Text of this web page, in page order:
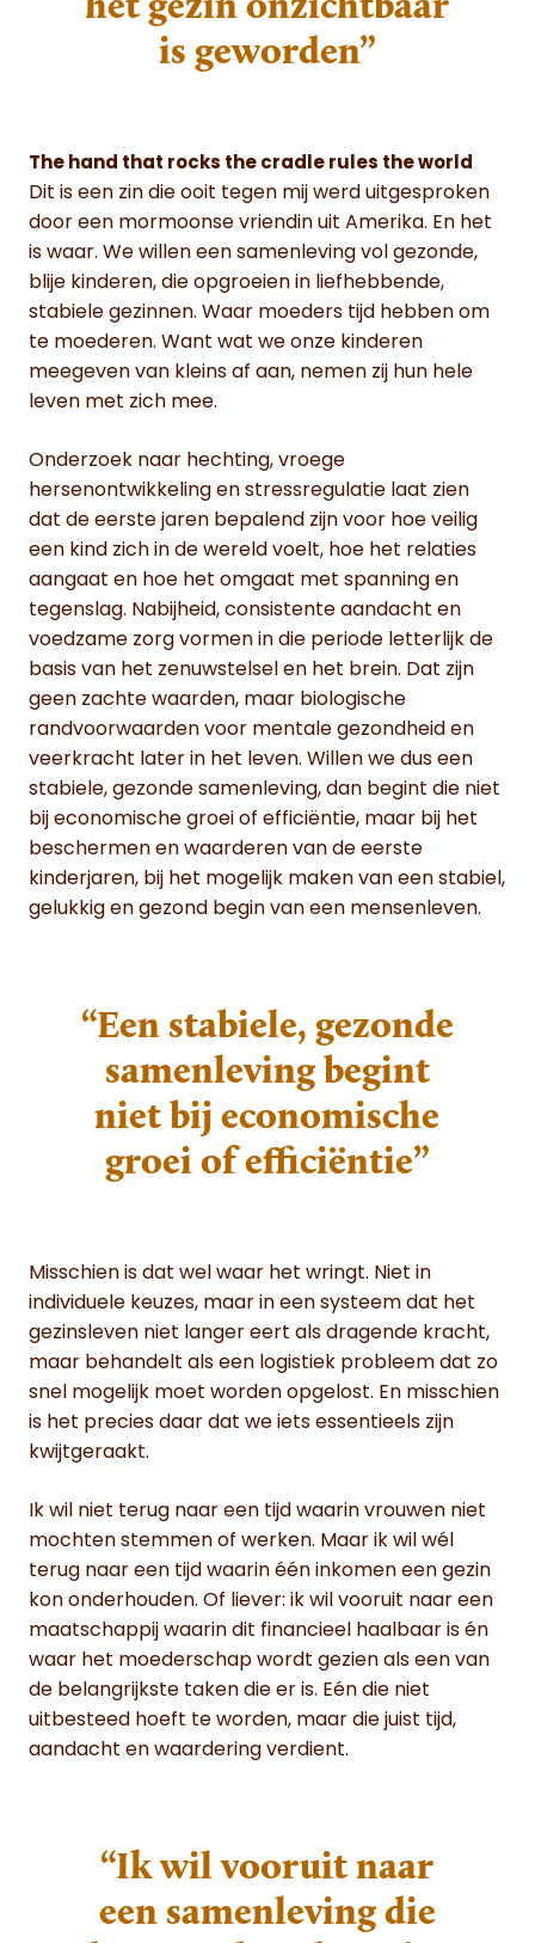
is geworden”
The hand that rocks the cradle rules the world
Dit is een zin die ooit tegen mij werd uitgesproken
door een mormoonse vriendin uit Amerika. En het
is waar. We willen een samenleving vol gezonde,
blije kinderen, die opgroeien in liefhebbende,
stabiele gezinnen. Waar moeders tijd hebben om
te moederen. Want wat we onze kinderen
meegeven van kleins af aan, nemen zij hun hele
leven met zich mee.
Onderzoek naar hechting, vroege
hersenontwikkeling en stressregulatie laat zien
dat de eerste jaren bepalend zijn voor hoe veilig
een kind zich in de wereld voelt, hoe het relaties
aangaat en hoe het omgaat met spanning en
tegenslag. Nabijheid, consistente aandacht en
voedzame zorg vormen in die periode letterlijk de
basis van het zenuwstelsel en het brein. Dat zijn
geen zachte waarden, maar biologische
randvoorwaarden voor mentale gezondheid en
veerkracht later in het leven. Willen we dus een
stabiele, gezonde samenleving, dan begint die niet
bij economische groei of efficiëntie, maar bij het
beschermen en waarderen van de eerste
kinderjaren, bij het mogelijk maken van een stabiel,
gelukkig en gezond begin van een mensenleven.
“Een stabiele, gezonde
samenleving begint
niet bij economische
groei of efficiëntie”
Misschien is dat wel waar het wringt. Niet in
individuele keuzes, maar in een systeem dat het
gezinsleven niet langer eert als dragende kracht,
maar behandelt als een logistiek probleem dat zo
snel mogelijk moet worden opgelost. En misschien
is het precies daar dat we iets essentieels zijn
kwijtgeraakt.
Ik wil niet terug naar een tijd waarin vrouwen niet
mochten stemmen of werken. Maar ik wil wél
terug naar een tijd waarin één inkomen een gezin
kon onderhouden. Of liever: ik wil vooruit naar een
maatschappij waarin dit financieel haalbaar is én
waar het moederschap wordt gezien als een van
de belangrijkste taken die er is. Eén die niet
uitbesteed hoeft te worden, maar die juist tijd,
aandacht en waardering verdient.
“Ik wil vooruit naar
een samenleving die